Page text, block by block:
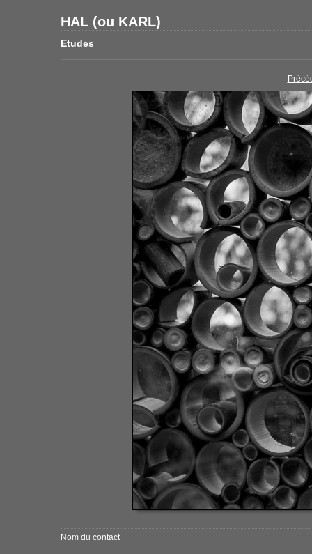
HAL (ou KARL)
Etudes
Nom du contact